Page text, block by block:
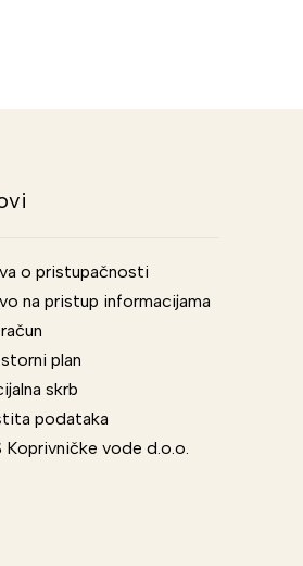
o pristupačnosti
na pristup informacijama
plan
skrb
podataka
Koprivničke vode d.o.o.